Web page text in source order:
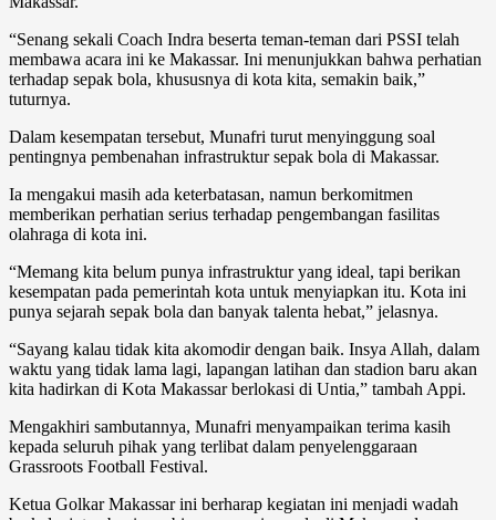
“Senang sekali Coach Indra beserta teman-teman dari PSSI telah
membawa acara ini ke Makassar. Ini menunjukkan bahwa perhatian
terhadap sepak bola, khususnya di kota kita, semakin baik,”
tuturnya.
Dalam kesempatan tersebut, Munafri turut menyinggung soal
pentingnya pembenahan infrastruktur sepak bola di Makassar.
Ia mengakui masih ada keterbatasan, namun berkomitmen
memberikan perhatian serius terhadap pengembangan fasilitas
olahraga di kota ini.
“Memang kita belum punya infrastruktur yang ideal, tapi berikan
kesempatan pada pemerintah kota untuk menyiapkan itu. Kota ini
punya sejarah sepak bola dan banyak talenta hebat,” jelasnya.
“Sayang kalau tidak kita akomodir dengan baik. Insya Allah, dalam
waktu yang tidak lama lagi, lapangan latihan dan stadion baru akan
kita hadirkan di Kota Makassar berlokasi di Untia,” tambah Appi.
Mengakhiri sambutannya, Munafri menyampaikan terima kasih
kepada seluruh pihak yang terlibat dalam penyelenggaraan
Grassroots Football Festival.
Ketua Golkar Makassar ini berharap kegiatan ini menjadi wadah